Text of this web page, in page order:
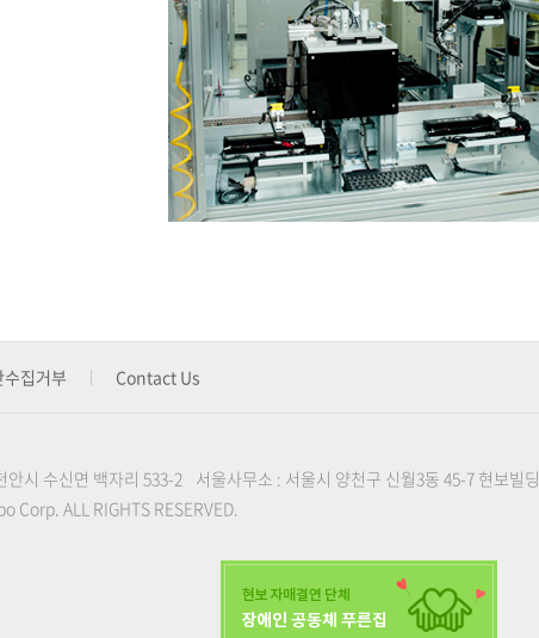
집거부 Contact Us
시 수신면 백자리 533-2 서울사무소 : 서울시 양천구 신월3동 45-7 현보빌딩
Corp. ALL RIGHTS RESERVED.